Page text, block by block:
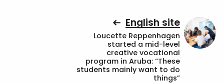
English site
Loucette Reppenhagen
started a mid-level
creative vocational
program in Aruba: “These
students mainly want to do
things”